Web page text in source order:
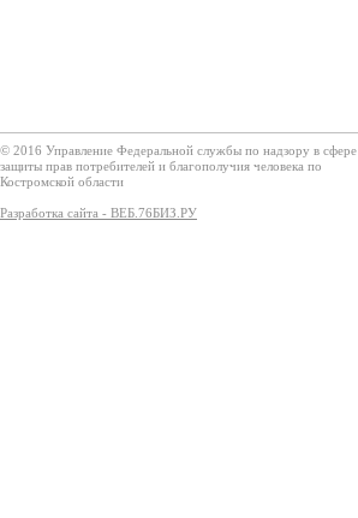
© 2016 Управление Федеральной службы по надзору в сфере
защиты прав потребителей и благополучия человека по
Костромской области
Разработка сайта - ВЕБ.76БИЗ.РУ